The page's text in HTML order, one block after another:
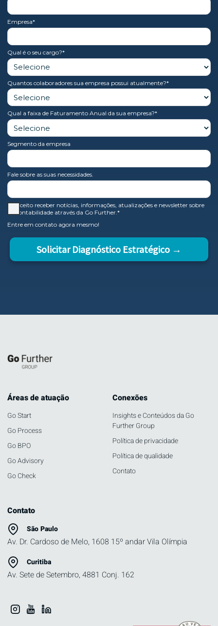
Empresa*
Qual é o seu cargo?*
Quantos colaboradores sua empresa possui atualmente?*
Qual a faixa de Faturamento Anual da sua empresa?*
Segmento da empresa
Fale sobre as suas necessidades.
Aceito receber notícias, informações, atualizações e newsletter sobre
contabilidade através da Go Further.*
Entre em contato agora mesmo!
Solicitar Diagnóstico Estratégico →
Áreas de atuação
Go Start
Go Process
Go BPO
Go Advisory
Go Check
Conexões
Insights e Conteúdos da Go
Further Group
Política de privacidade
Política de qualidade
Contato
Contato
São Paulo
Av. Dr. Cardoso de Melo, 1608 15º andar Vila Olímpia
Curitiba
Av. Sete de Setembro, 4881 Conj. 162